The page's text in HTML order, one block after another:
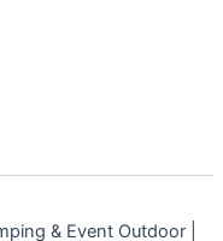
& Event Outdoor |